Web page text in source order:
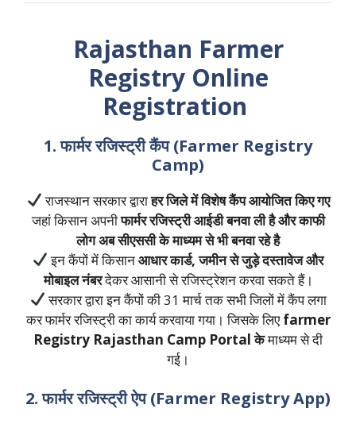
Rajasthan Farmer
Registry Online
Registration
1. फार्मर रजिस्ट्री कैंप (Farmer Registry
Camp)
राजस्थान सरकार द्वाराहर जिले में विशेष कैंप आयोजित किए गए
जहां किसान अपनीफार्मर रजिस्ट्री आईडी बनवा ली है और काफी
लोग अब सीएससी के माध्यम से भी बनवा रहे है
इन कैंपों में किसानआधार कार्ड, जमीन से जुड़े दस्तावेज और
मोबाइल नंबरदेकर आसानी से रजिस्ट्रेशन करवा सकते हैं।
सरकार द्वारा इन कैंपों की 31 मार्च तक सभी जिलों में कैंप लगा
कर फार्मर रजिस्ट्री का कार्य करवाया गया। जिसके लिएfarmer
Registry Rajasthan Camp Portal केमाध्यम से दी
गई।
2. फार्मर रजिस्ट्री ऐप (Farmer Registry App)